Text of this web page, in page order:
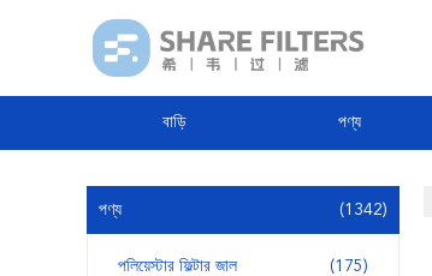
বাড়ি পণ্য
পণ্য (1342)
পলিয়েস্টার ফিল্টার জাল (175)